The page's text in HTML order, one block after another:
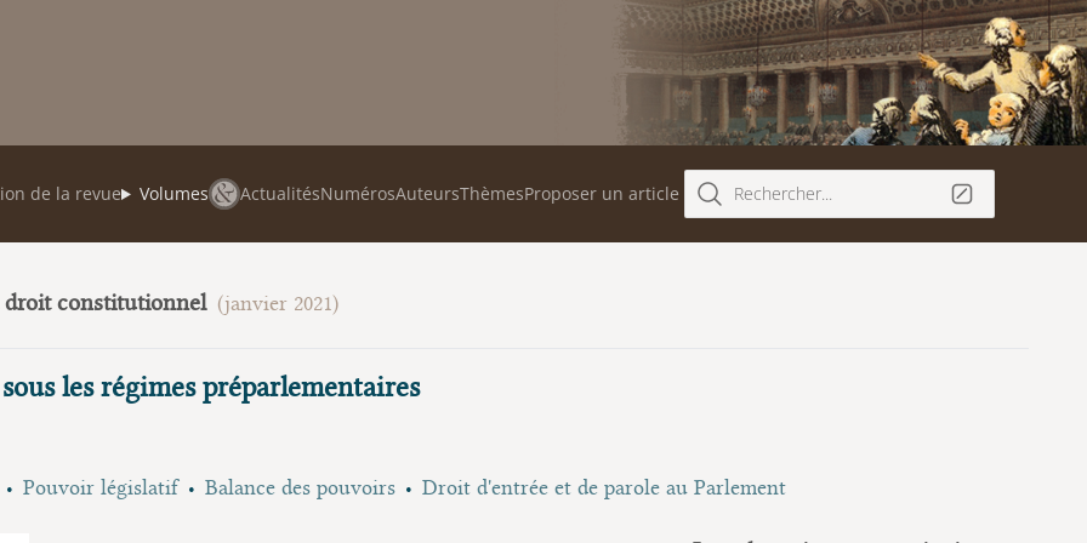
de la revue Volumes ActualitésNumérosAuteursThèmesProposer un article Rechercher...
droit constitutionnel (janvier 2021)
les régimes préparlementaires
Pouvoir législatif Balance des pouvoirs Droit d'entrée et de parole au Parlement